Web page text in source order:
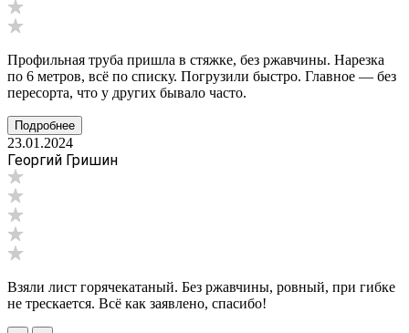
Профильная труба пришла в стяжке, без ржавчины. Нарезка
по 6 метров, всё по списку. Погрузили быстро. Главное — без
пересорта, что у других бывало часто.
Подробнее
23.01.2024
Георгий Гришин
Взяли лист горячекатаный. Без ржавчины, ровный, при гибке
не трескается. Всё как заявлено, спасибо!